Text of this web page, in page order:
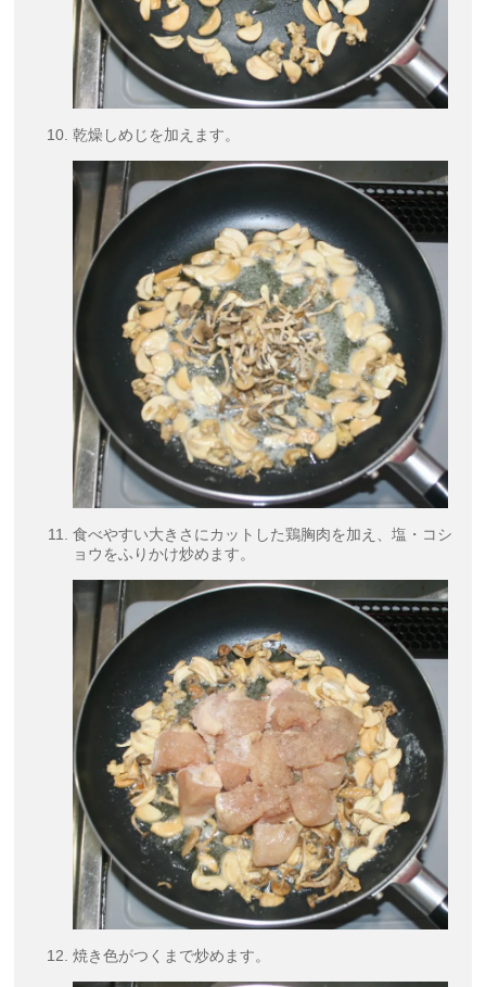
乾燥しめじを加えます。
食べやすい大きさにカットした鶏胸肉を加え、塩・コシ
ョウをふりかけ炒めます。
焼き色がつくまで炒めます。